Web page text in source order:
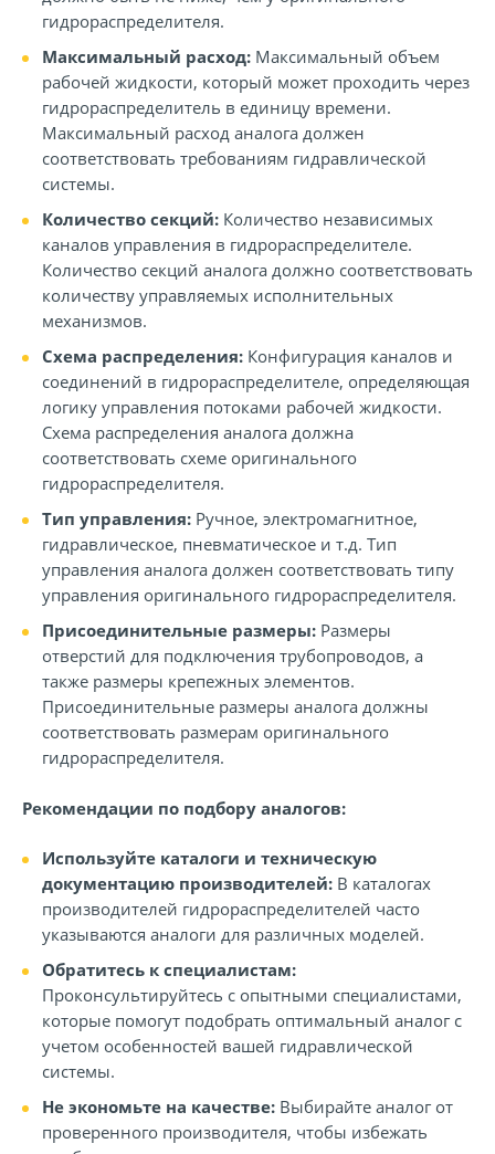
гидрораспределителя.
Максимальный расход: Максимальный объем
рабочей жидкости, который может проходить через
гидрораспределитель в единицу времени.
Максимальный расход аналога должен
соответствовать требованиям гидравлической
системы.
Количество секций: Количество независимых
каналов управления в гидрораспределителе.
Количество секций аналога должно соответствовать
количеству управляемых исполнительных
механизмов.
Схема распределения: Конфигурация каналов и
соединений в гидрораспределителе, определяющая
логику управления потоками рабочей жидкости.
Схема распределения аналога должна
соответствовать схеме оригинального
гидрораспределителя.
Тип управления: Ручное, электромагнитное,
гидравлическое, пневматическое и т.д. Тип
управления аналога должен соответствовать типу
управления оригинального гидрораспределителя.
Присоединительные размеры: Размеры
отверстий для подключения трубопроводов, а
также размеры крепежных элементов.
Присоединительные размеры аналога должны
соответствовать размерам оригинального
гидрораспределителя.
Рекомендации по подбору аналогов:
Используйте каталоги и техническую
документацию производителей: В каталогах
производителей гидрораспределителей часто
указываются аналоги для различных моделей.
Обратитесь к специалистам:
Проконсультируйтесь с опытными специалистами,
которые помогут подобрать оптимальный аналог с
учетом особенностей вашей гидравлической
системы.
Не экономьте на качестве: Выбирайте аналог от
проверенного производителя, чтобы избежать